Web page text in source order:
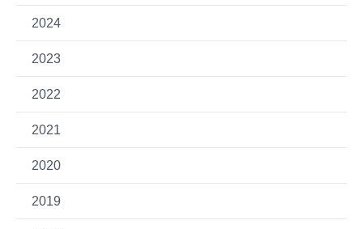
2024
2023
2022
2021
2020
2019